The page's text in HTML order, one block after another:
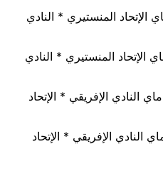
1 الساعة 17.30 : 13 ماي الإتحاد المنستيري * النادي
2 الساعة 17.30 : 17 ماي الإتحاد المنستيري * النادي
المباراة 3 الساعة 17.30 : 23 ماي النادي الإفريقي * الإتحاد
4 الساعة 17.30 : 26 ماي النادي الإفريقي * الإتحاد